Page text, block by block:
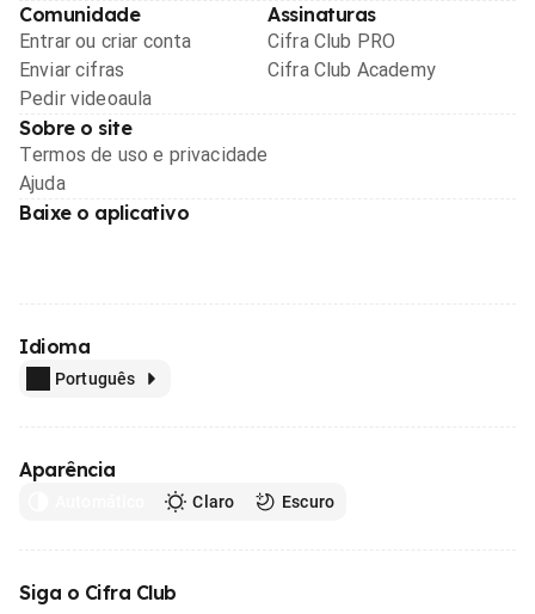
Comunidade
Entrar ou criar conta
Enviar cifras
Pedir videoaula
Assinaturas
Cifra Club PRO
Cifra Club Academy
Sobre o site
Termos de uso e privacidade
Ajuda
Baixe o aplicativo
Idioma
Português
Aparência
Claro Escuro
Siga o Cifra Club